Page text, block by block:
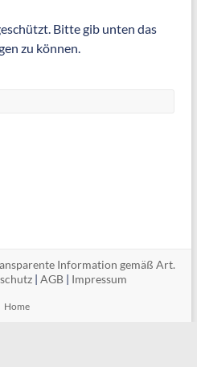
Bitte gib unten das
zu können.
Information gemäß Art.
| AGB| Impressum
Home